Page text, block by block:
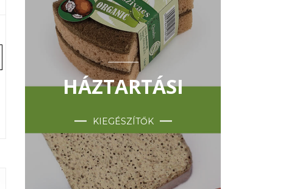
HÁZTARTÁSI
KIEGÉSZÍTŐK